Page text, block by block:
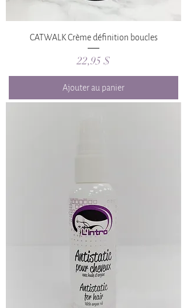
CATWALK Crème définition boucles
Prix
22,95 $
Ajouter au panier